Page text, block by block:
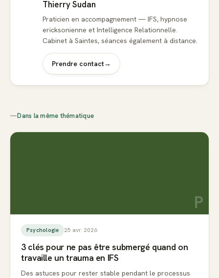
Thierry Sudan
Praticien en accompagnement — IFS, hypnose
ericksonienne et Intelligence Relationnelle.
Cabinet à Saintes, séances également à distance.
Prendre contact→
—Dans la même thématique
P
Psychologie 25 avr. 2026
3 clés pour ne pas être submergé quand on
travaille un trauma en IFS
Des astuces pour rester stable pendant le processus